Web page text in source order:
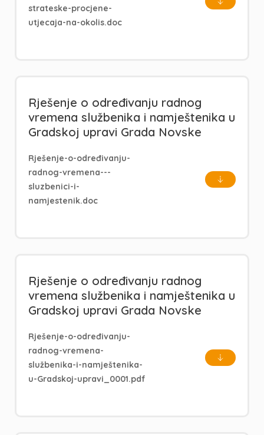
strateske-procjene-
utjecaja-na-okolis.doc
Rješenje o određivanju radnog
vremena službenika i namještenika u
Gradskoj upravi Grada Novske
Rješenje-o-određivanju-
radnog-vremena---
sluzbenici-i-
namjestenik.doc
Rješenje o određivanju radnog
vremena službenika i namještenika u
Gradskoj upravi Grada Novske
Rješenje-o-određivanju-
radnog-vremena-
službenika-i-namještenika-
u-Gradskoj-upravi_0001.pdf